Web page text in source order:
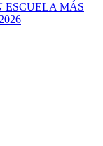
ESCUELA MÁS